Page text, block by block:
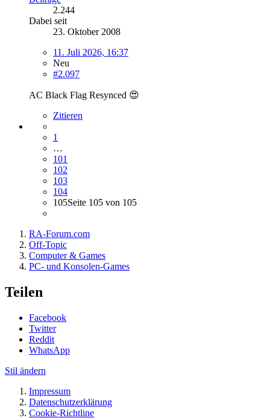
2.244
Dabei seit
23. Oktober 2008
11. Juli 2026, 16:37
Neu
#2.097
AC Black Flag Resynced 😍
Zitieren
1
…
101
102
103
104
105Seite 105 von 105
RA-Forum.com
Off-Topic
Computer & Games
PC- und Konsolen-Games
Teilen
Facebook
Twitter
Reddit
WhatsApp
Stil ändern
Impressum
Datenschutzerklärung
Cookie-Richtline